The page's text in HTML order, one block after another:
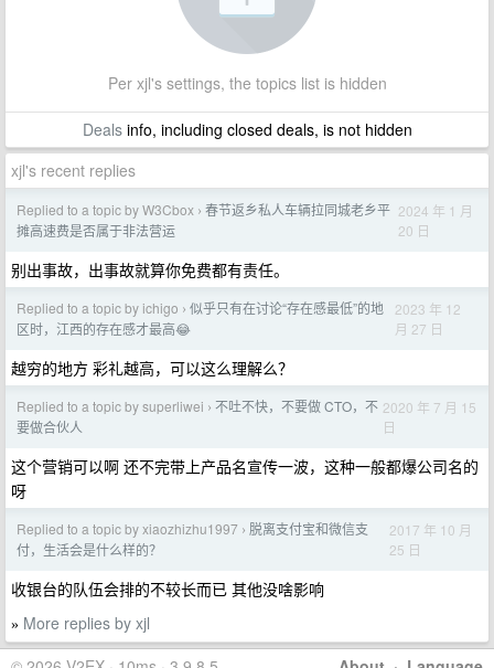
Per xjl's settings, the topics list is hidden
Dealsinfo, including closed deals, is not hidden
xjl's recent replies
Replied to a topic by W3Cbox › 春节返乡私人车辆拉同城老乡平
摊高速费是否属于非法营运
2024 年 1 月
20 日
别出事故，出事故就算你免费都有责任。
Replied to a topic by ichigo › 似乎只有在讨论“存在感最低”的地
区时，江西的存在感才最高😂
2023 年 12
月 27 日
越穷的地方 彩礼越高，可以这么理解么？
Replied to a topic by superliwei › 不吐不快，不要做 CTO，不
要做合伙人
2020 年 7 月 15
日
这个营销可以啊 还不完带上产品名宣传一波，这种一般都爆公司名的
呀
Replied to a topic by xiaozhizhu1997 › 脱离支付宝和微信支
付，生活会是什么样的？
2017 年 10 月
25 日
收银台的队伍会排的不较长而已 其他没啥影响
» More replies by xjl